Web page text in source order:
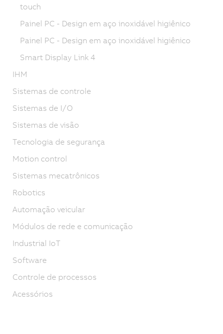
touch
Painel PC - Design em aço inoxidável higiênico
Painel PC - Design em aço inoxidável higiênico
Smart Display Link 4
IHM
Sistemas de controle
Sistemas de I/O
Sistemas de visão
Tecnologia de segurança
Motion control
Sistemas mecatrônicos
Robotics
Automação veicular
Módulos de rede e comunicação
Industrial IoT
Software
Controle de processos
Acessórios